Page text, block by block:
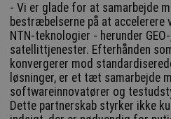
- Vi er glade for at samarbejde
bestræbelserne på at
NTN-teknologier - herunder
satellittjenester. Efterhånden
konvergerer mod
løsninger, er et tæt samarbejde
softwareinnovatører og
Dette partnerskab styrker ikke